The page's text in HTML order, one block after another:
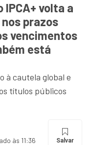
volta a
prazos
vencimentos
está
à cautela global e
títulos públicos
às 11:36 Salvar